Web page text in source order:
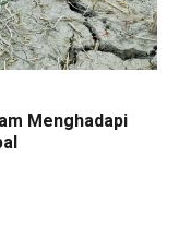
Menghadapi